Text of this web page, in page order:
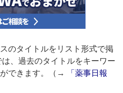
のタイトルをリスト形式で掲
は、過去のタイトルをキーワー
できます。（→
「薬事日報